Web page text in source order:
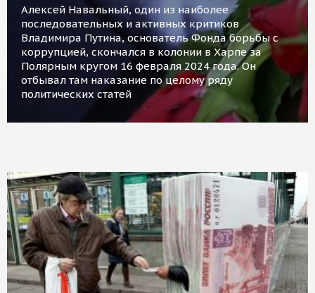
Алексей Навальный, один из наиболее
последовательных и активных критиков
Владимира Путина, основатель Фонда борьбы с
коррупцией, скончался в колонии в Харпе за
Полярным кругом 16 февраля 2024 года. Он
отбывал там наказание по целому ряду
политических статей